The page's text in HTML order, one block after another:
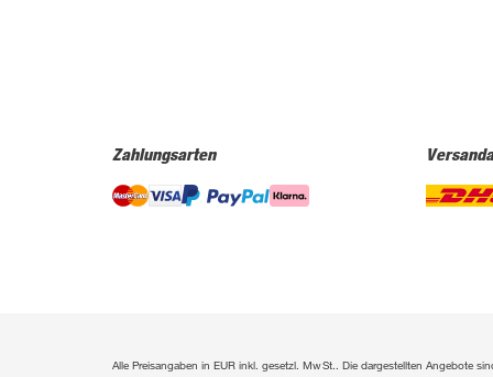
Zahlungsarten
Alle Preisangaben in EUR inkl. gesetzl. MwSt.. Die dargestellten Angebote